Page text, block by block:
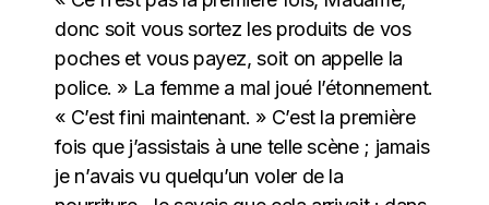
donc soit vous sortez les produits de vos
poches et vous payez, soit on appelle la
police. » La femme a mal joué l’étonnement.
« C’est fini maintenant. » C’est la première
fois que j’assistais à une telle scène ; jamais
je n’avais vu quelqu’un voler de la